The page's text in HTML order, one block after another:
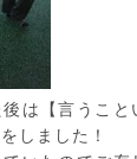
は【言うこ
しました！